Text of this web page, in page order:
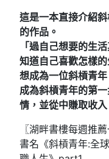
這是一本直接介紹
的作品。
「過自己想要的生
知道自己喜歡怎樣的
想成為一位斜槓青
成為斜槓青年的第
情，並從中賺取收入
〖湖畔書樓每週推薦
書名《斜槓青年:全